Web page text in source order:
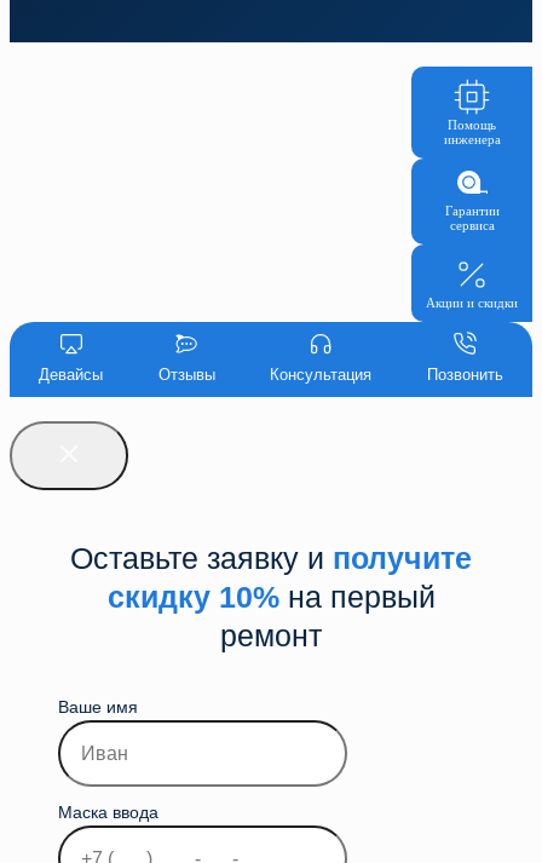
Помощь
инженера
Гарантии
сервиса
Акции и скидки
Девайсы Отзывы Консультация Позвонить
Оставьте заявку и получите
скидку 10%на первый
ремонт
Ваше имя
Маска ввода